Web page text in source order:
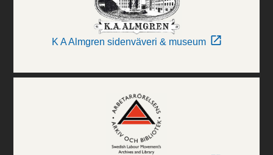
K A Almgren sidenväveri & museum